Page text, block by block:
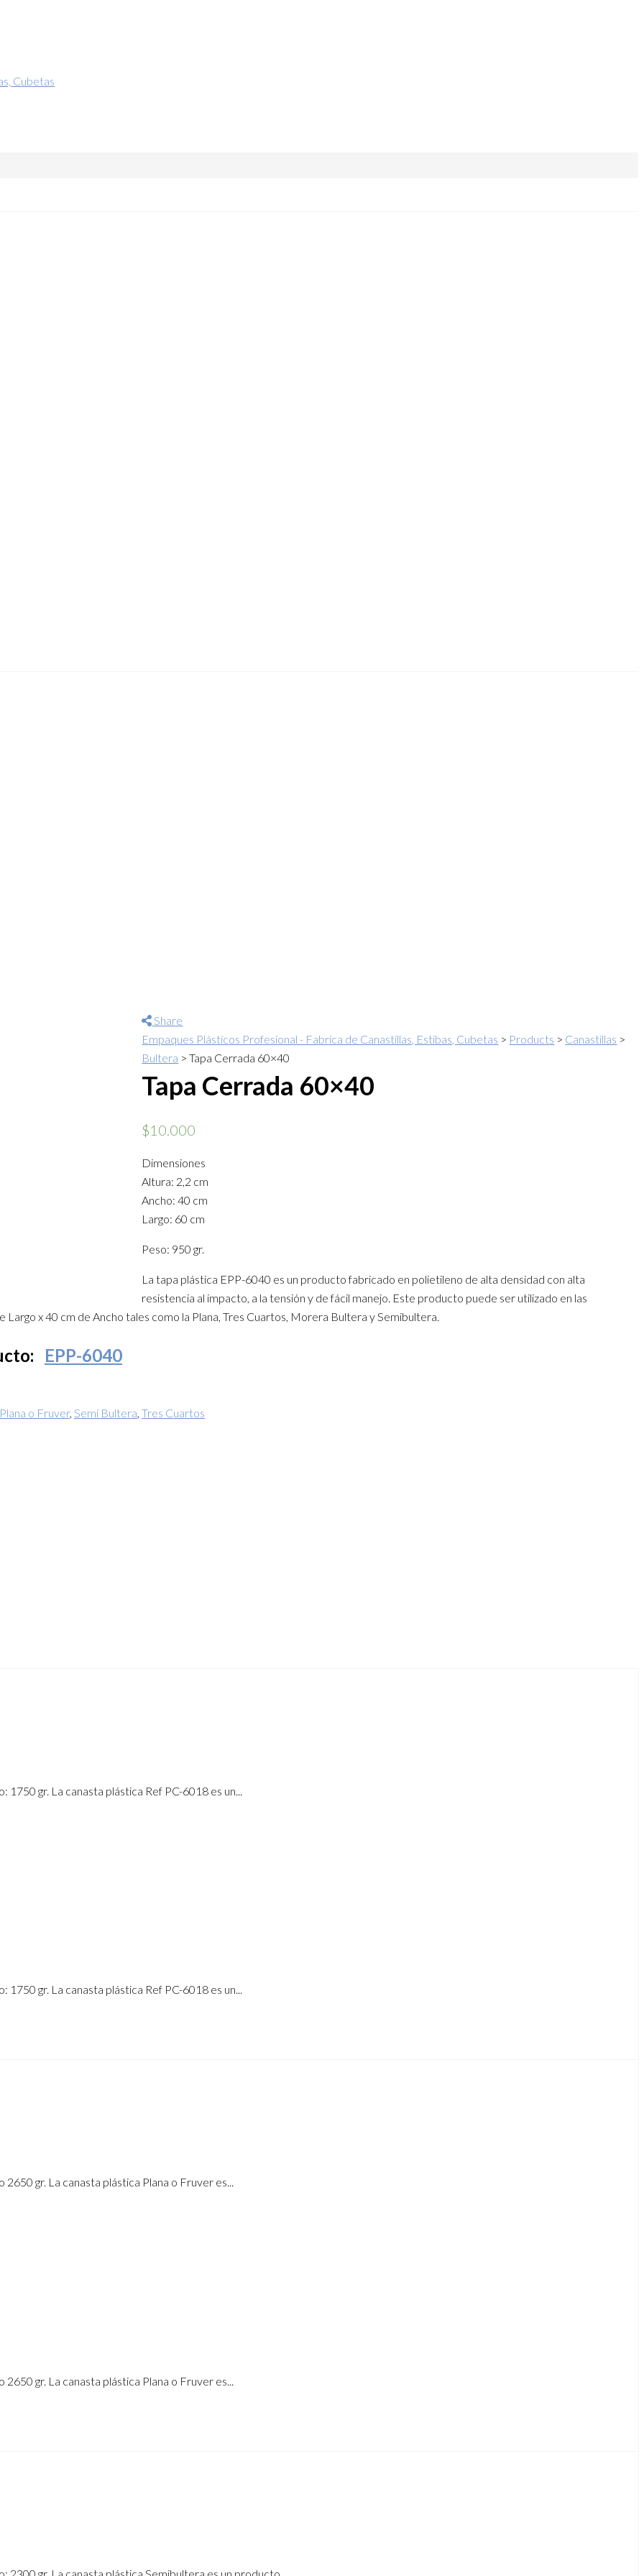
Share
Empaques Plásticos Profesional - Fabrica de Canastillas, Estibas, Cubetas > Products > Canastillas >
Bultera >Tapa Cerrada 60×40
Tapa Cerrada 60×40
$10.000
Dimensiones
Altura: 2,2 cm
Ancho: 40 cm
Largo: 60 cm
Peso: 950 gr.
La tapa plástica EPP-6040 es un producto fabricado en polietileno de alta densidad con alta
resistencia al impacto, a la tensión y de fácil manejo. Este producto puede ser utilizado en las
x 40 cm de Ancho tales como la Plana, Tres Cuartos, Morera Bultera y Semibultera.
EPP-6040
Plana o Fruver, Semi Bultera, Tres Cuartos
gr. La canasta plástica Ref PC-6018 es un...
gr. La canasta plástica Ref PC-6018 es un...
gr. La canasta plástica Plana o Fruver es...
gr. La canasta plástica Plana o Fruver es...